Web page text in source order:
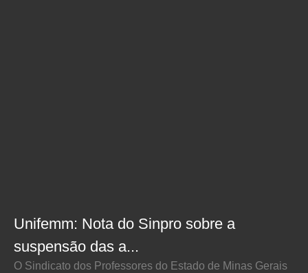
Unifemm: Nota do Sinpro sobre a
suspensão das a...
O Sindicato dos Professores do Estado de Minas Gerais